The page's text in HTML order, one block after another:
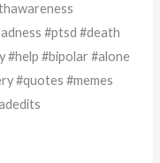
#ptsd #death
#help #bipolar #alone
#quotes #memes